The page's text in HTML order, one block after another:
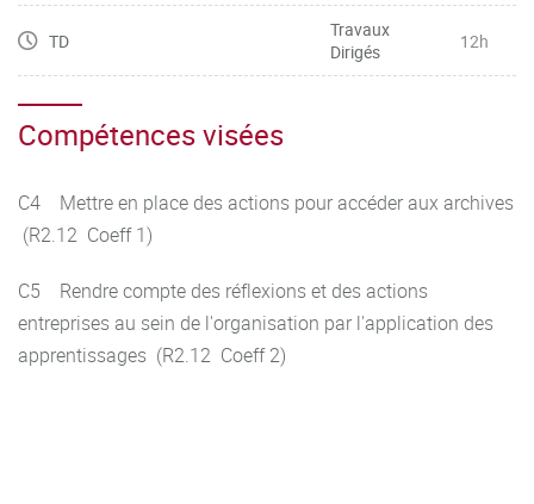
TD
Travaux
Dirigés
12h
Compétences visées
C4 Mettre en place des actions pour accéder aux archives
(R2.12 Coeff 1)
C5 Rendre compte des réflexions et des actions
entreprises au sein de l'organisation par l'application des
apprentissages (R2.12 Coeff 2)